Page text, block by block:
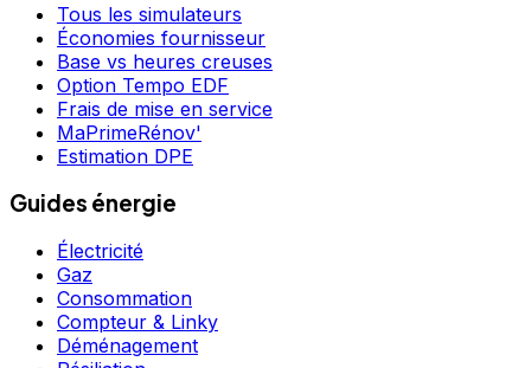
Tous les simulateurs
Économies fournisseur
Base vs heures creuses
Option Tempo EDF
Frais de mise en service
MaPrimeRénov'
Estimation DPE
Guides énergie
Électricité
Gaz
Consommation
Compteur & Linky
Déménagement